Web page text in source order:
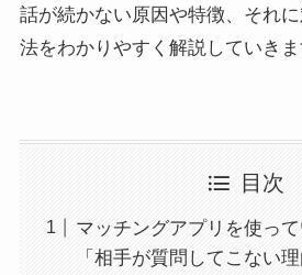
話が続かない原因や特徴、それ
法をわかりやすく解説していきま
目次
マッチングアプリを使っ
「相手が質問してこない理